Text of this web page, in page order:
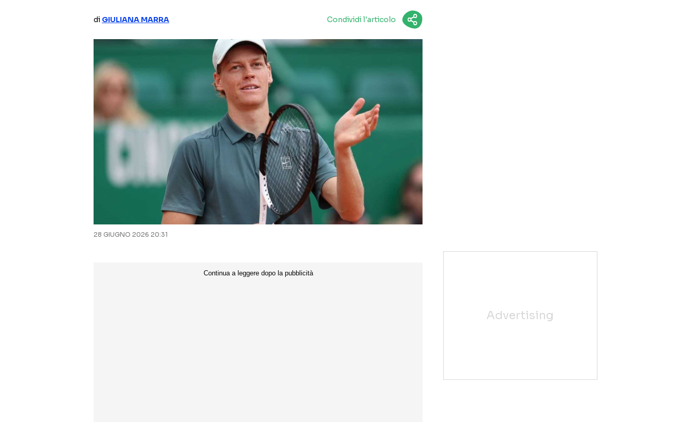
di GIULIANA MARRA Condividi l'articolo
28 GIUGNO 2026 20:31